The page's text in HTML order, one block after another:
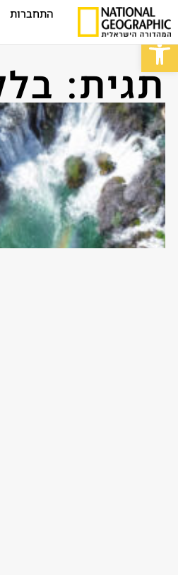
פתח סרגל נגישות
התחברות
תגית: